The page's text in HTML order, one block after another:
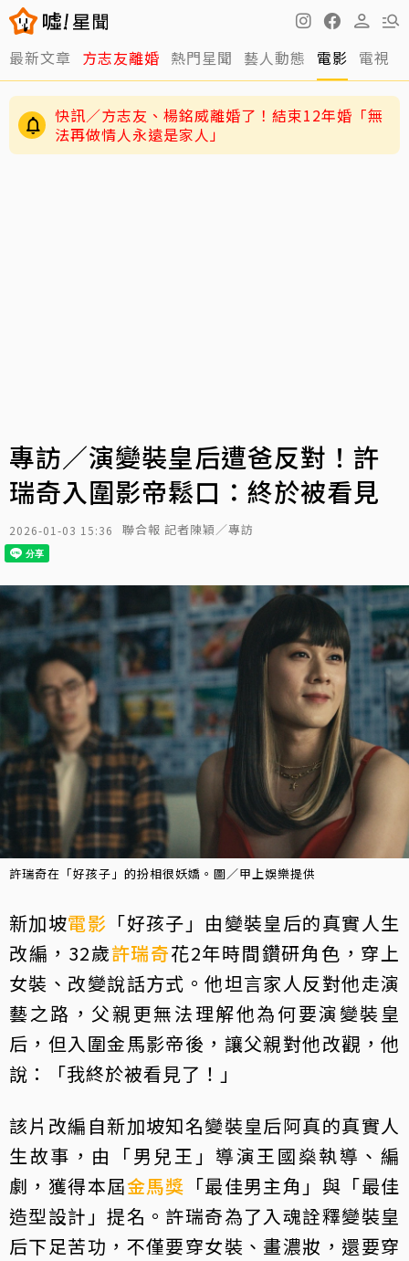
最新文章 方志友離婚 熱門星聞 藝人動態 電影 電視
快訊／方志友、楊銘威離婚了！結束12年婚「無
法再做情人永遠是家人」
老高與小茉新片「AI圖片也沒了」全程黑底白
字 網驚：直接變Podcast
專訪／演變裝皇后遭爸反對！許
瑞奇入圍影帝鬆口：終於被看見
2026-01-03 15:36 聯合報 記者陳穎／專訪
許瑞奇在「好孩子」的扮相很妖嬌。圖／甲上娛樂提供
新加坡電影 「好孩子」由變裝皇后的真實人生
改編，32歲許瑞奇花2年時間鑽研角色，穿上
女裝、改變說話方式。他坦言家人反對他走演
藝之路，父親更無法理解他為何要演變裝皇
后，但入圍金馬影帝後，讓父親對他改觀，他
說：「我終於被看見了！」
該片改編自新加坡知名變裝皇后阿真的真實人
生故事，由「男兒王」導演王國燊執導、編
劇，獲得本屆金馬獎 「最佳男主角」與「最佳
造型設計」提名。許瑞奇為了入魂詮釋變裝皇
后下足苦功，不僅要穿女裝、畫濃妝，還要穿